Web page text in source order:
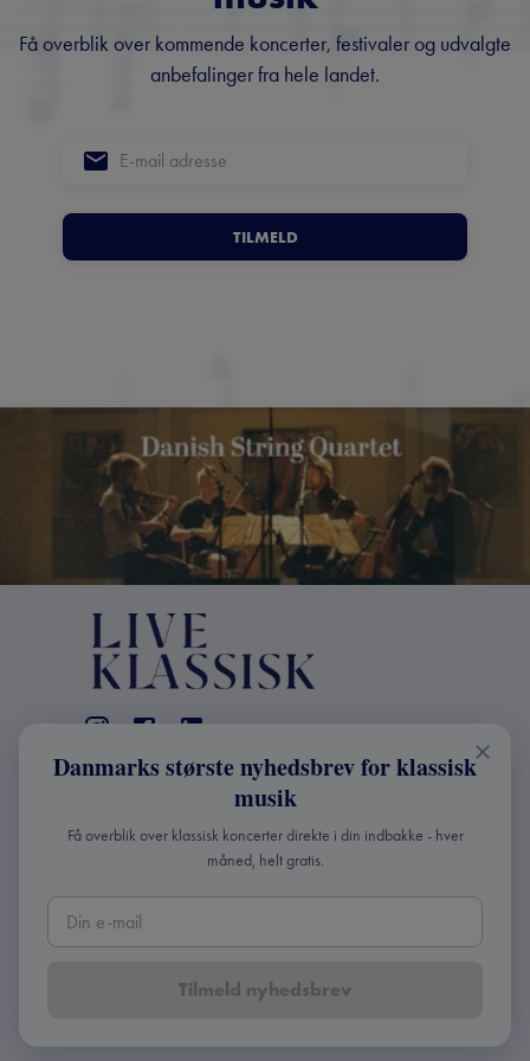
Få overblik over kommende koncerter, festivaler og udvalgte
anbefalinger fra hele landet.
TILMELD
KONTAKT
info@liveklassisk.dk
Live Klassisk ApS
CVR 41507780
2026Live Klassisk •Fortroligheds- og
Danmarks største nyhedsbrev for klassisk
musik
Få overblik over klassisk koncerter direkte i din indbakke - hver
måned, helt gratis.
Tilmeld nyhedsbrev